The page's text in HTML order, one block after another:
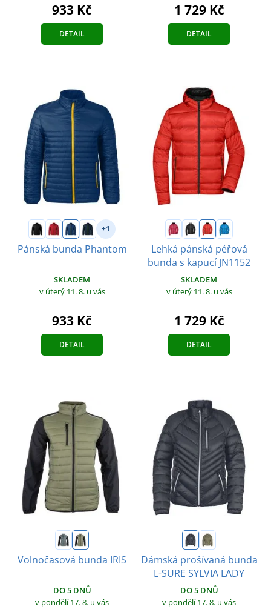
933 Kč
DETAIL
1 729 Kč
DETAIL
+1
Pánská bunda Phantom
SKLADEM
v úterý 11. 8. u vás
933 Kč
DETAIL
Lehká pánská péřová
bunda s kapucí JN1152
SKLADEM
v úterý 11. 8. u vás
1 729 Kč
DETAIL
Volnočasová bunda IRIS
DO 5 DNŮ
v pondělí 17. 8. u vás
Dámská prošívaná bunda
L-SURE SYLVIA LADY
DO 5 DNŮ
v pondělí 17. 8. u vás